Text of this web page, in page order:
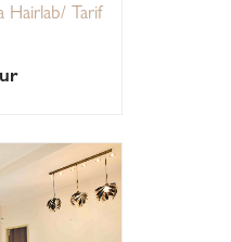
Hairlab/ Tarif